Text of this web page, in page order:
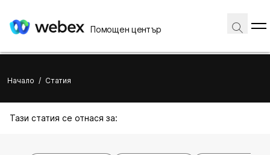
Помощен център
Начало / Статия
Тази статия се отнася за: